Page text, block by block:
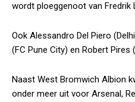
wordt ploeggenoot van Fredrik
Ook Alessandro Del Piero
(FC Pune City) en Robert
Naast West Bromwich Albion
onder meer uit voor Arsenal,